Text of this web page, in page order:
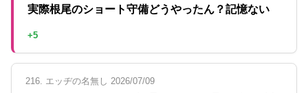
実際根尾のショート守備どうやったん？記憶ない
+5
216. エッヂの名無し 2026/07/09